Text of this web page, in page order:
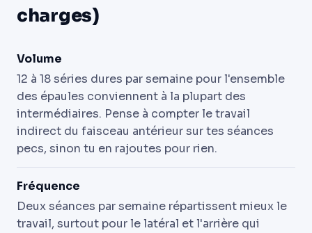
charges)
Volume
12 à 18 séries dures par semaine pour l'ensemble
des épaules conviennent à la plupart des
intermédiaires. Pense à compter le travail
indirect du faisceau antérieur sur tes séances
pecs, sinon tu en rajoutes pour rien.
Fréquence
Deux séances par semaine répartissent mieux le
travail, surtout pour le latéral et l'arrière qui